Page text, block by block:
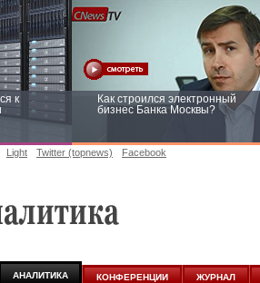
к
Как строился электронный
бизнес Банка Москвы?
Light Twitter (topnews) Facebook
АНАЛИТИКА КОНФЕРЕНЦИИ ЖУРНАЛ